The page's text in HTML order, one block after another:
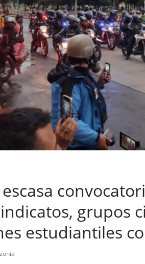
grupos
estudiantiles